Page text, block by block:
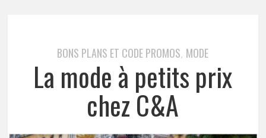
BONS PLANS ET CODE PROMOS, MODE
La mode à petits prix
chez C&A